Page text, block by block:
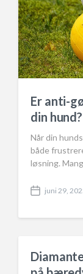
Er anti-
din
Når din
både
løsning.
P
s
a
t
juni 29,